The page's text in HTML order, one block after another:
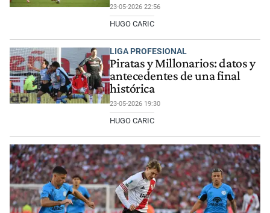
23-05-2026 22:56
HUGO CARIC
LIGA PROFESIONAL
Piratas y Millonarios: datos y
antecedentes de una final
histórica
23-05-2026 19:30
HUGO CARIC